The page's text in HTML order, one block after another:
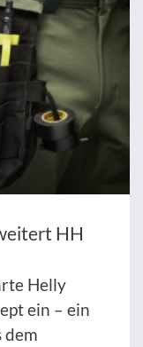
HH
Helly
ein – ein
dem